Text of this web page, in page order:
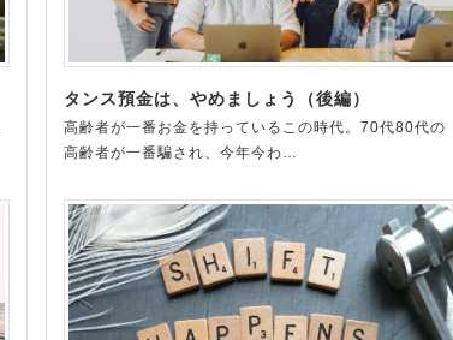
タンス預金は、やめましょう（後編）
高齢者が一番お金を持っているこの時代。70代80代の
高齢者が一番騙され、今年今わ…